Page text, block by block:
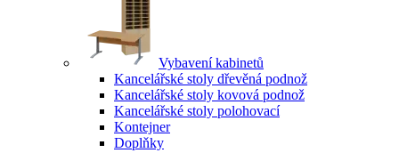
Vybavení kabinetů
Kancelářské stoly dřevěná podnož
Kancelářské stoly kovová podnož
Kancelářské stoly polohovací
Kontejner
Doplňky